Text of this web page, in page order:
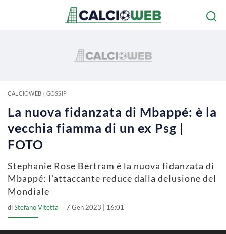
CALCIOWEB» GOSSIP
La nuova fidanzata di Mbappé: è la
vecchia fiamma di un ex Psg |
FOTO
Stephanie Rose Bertram è la nuova fidanzata di
Mbappé: l'attaccante reduce dalla delusione del
Mondiale
diStefano Vitetta 7 Gen 2023 | 16:01